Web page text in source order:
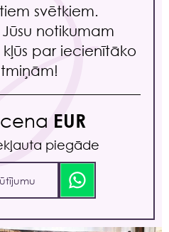
svētkiem.
notikumam
par iecienītāko
EUR
piegāde